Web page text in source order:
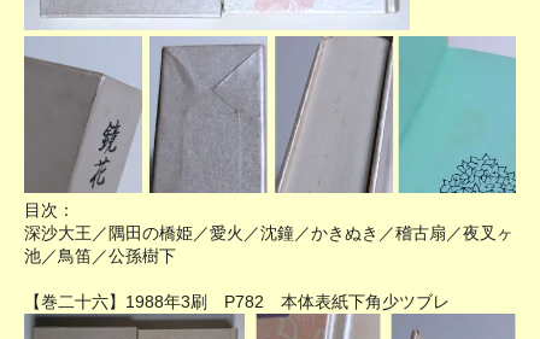
目次：
深沙大王／隅田の橋姫／愛火／沈鐘／かきぬき／稽古扇／夜叉ヶ
池／鳥笛／公孫樹下
【巻二十六】1988年3刷 P782 本体表紙下角少ツブレ